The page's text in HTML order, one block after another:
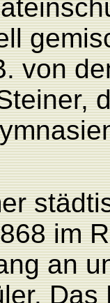
von
im
an